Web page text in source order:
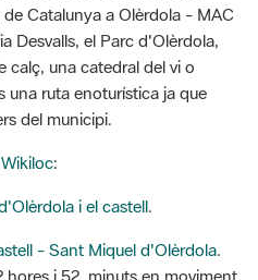
una ruta enoturística ja que
del municipi.
Wikiloc
:
i el castell
- Sant Miquel d'Olèrdola
hores i 52 minuts en moviment.
d'Olèrdola i el seu patrimoni i
dels Albats.